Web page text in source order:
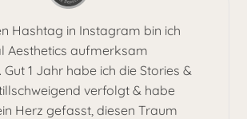
Hashtag in Instagram bin ich
Aesthetics aufmerksam
1 Jahr habe ich die Stories &
verfolgt & habe
Herz gefasst, diesen Traum